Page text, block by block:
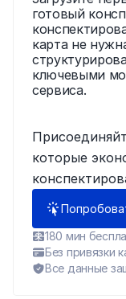
готовый
карта не
ключевыми
сервиса.
которые
180 мин
Без привязки
Все данные